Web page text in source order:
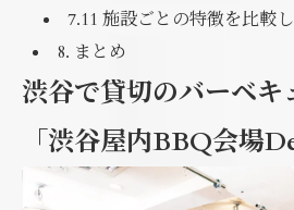
7.11 施設ごとの特徴を比較
8. まとめ
渋谷で貸切のバーベキ
「渋谷屋内BBQ会場